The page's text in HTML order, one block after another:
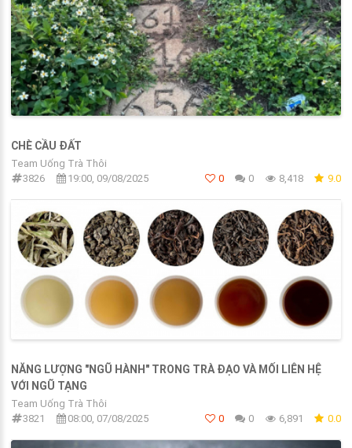
CHÈ CẦU ĐẤT
Team Uống Trà Thôi
3826
19:00, 09/08/2025 0 0 8,418 9.0
NĂNG LƯỢNG "NGŨ HÀNH" TRONG TRÀ ĐẠO VÀ MỐI LIÊN HỆ
VỚI NGŨ TẠNG
Team Uống Trà Thôi
3821
08:00, 07/08/2025 0 0 6,891 0.0